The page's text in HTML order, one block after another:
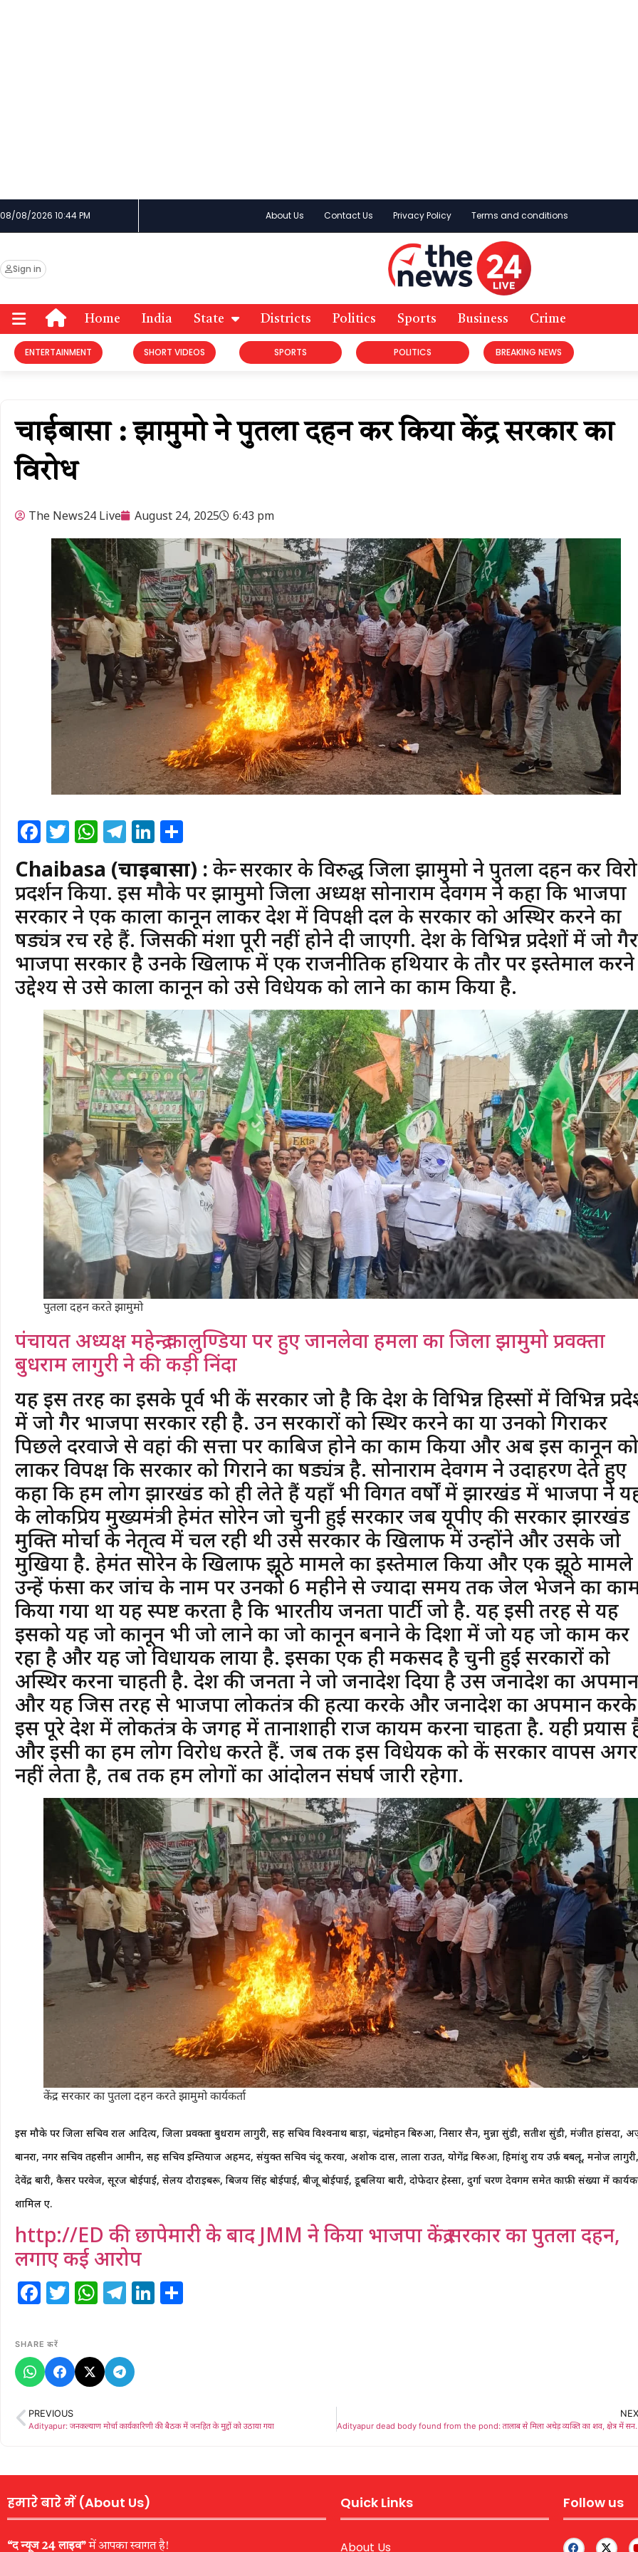
08/08/2026 10:44 PM About Us Contact Us Privacy Policy Terms and conditions
Sign in
Home India State Districts Politics Sports Business Crime
ENTERTAINMENT SHORT VIDEOS SPORTS POLITICS BREAKING NEWS
चाईबासा : झामुमो ने पुतला दहन कर किया केंद्र सरकार का
विरोध
The News24 Live August 24, 2025 6:43 pm
Facebook
Twitter
WhatsApp
Telegram
LinkedIn
Chaibasa (चाईबासा) : केन्द्र सरकार के विरुद्ध जिला झामुमो ने पुतला दहन कर
प्रदर्शन किया. इस मौके पर झामुमो जिला अध्यक्ष सोनाराम देवगम ने कहा कि भाजपा
सरकार ने एक काला कानून लाकर देश में विपक्षी दल के सरकार को अस्थिर करने का
षड्यंत्र रच रहे हैं. जिसकी मंशा पूरी नहीं होने दी जाएगी. देश के विभिन्न प्रदेशों में जो गैर
भाजपा सरकार है उनके खिलाफ में एक राजनीतिक हथियार के तौर पर इस्तेमाल
उद्देश्य से उसे काला कानून को उसे विधेयक को लाने का काम किया है.
पुतला दहन करते झामुमो
पंचायत अध्यक्ष महेन्द्र कालुण्डिया पर हुए जानलेवा हमला का जिला झामुमो प्रवक्ता
बुधराम लागुरी ने की कड़ी निंदा
यह इस तरह का इसके पूर्व भी केंद्र सरकार जो है कि देश के विभिन्न हिस्सों में विभिन्न
में जो गैर भाजपा सरकार रही है. उन सरकारों को स्थिर करने का या उनको गिराकर
पिछले दरवाजे से वहां की सत्ता पर काबिज होने का काम किया और अब इस कानून को
लाकर विपक्ष कि सरकार को गिराने का षड्यंत्र है. सोनाराम देवगम ने उदाहरण देते हुए
कहा कि हम लोग झारखंड को ही लेते हैं यहाँ भी विगत वर्षों में झारखंड में भाजपा ने
के लोकप्रिय मुख्यमंत्री हेमंत सोरेन जो चुनी हुई सरकार जब यूपीए की सरकार झारखंड
मुक्ति मोर्चा के नेतृत्व में चल रही थी उसे सरकार के खिलाफ में उन्होंने और उसके जो
मुखिया है. हेमंत सोरेन के खिलाफ झूठे मामले का इस्तेमाल किया और एक झूठे
उन्हें फंसा कर जांच के नाम पर उनको 6 महीने से ज्यादा समय तक जेल भेजने का
किया गया था यह स्पष्ट करता है कि भारतीय जनता पार्टी जो है. यह इसी तरह से यह
इसको यह जो कानून भी जो लाने का जो कानून बनाने के दिशा में जो यह जो काम कर
रहा है और यह जो विधायक लाया है. इसका एक ही मकसद है चुनी हुई सरकारों को
अस्थिर करना चाहती है. देश की जनता ने जो जनादेश दिया है उस जनादेश का
और यह जिस तरह से भाजपा लोकतंत्र की हत्या करके और जनादेश का अपमान करके
इस पूरे देश में लोकतंत्र के जगह में तानाशाही राज कायम करना चाहता है. यही प्रयास
और इसी का हम लोग विरोध करते हैं. जब तक इस विधेयक को केंद्र सरकार वापस अगर
नहीं लेता है, तब तक हम लोगों का आंदोलन संघर्ष जारी रहेगा.
केंद्र सरकार का पुतला दहन करते झामुमो कार्यकर्ता
इस मौके पर जिला सचिव राहुल आदित्य, जिला प्रवक्ता बुधराम लागुरी, सह सचिव विश्वनाथ बाड़ा, चंद्रमोहन बिरुआ, निसार हुसैन, मुन्ना सुंडी, सतीश सुंडी, मंजीत हांसदा,
बानरा, नगर सचिव तहसीन आमीन, सह सचिव इम्तियाज अहमद, संयुक्त सचिव चंदू करवा, अशोक दास, लाला राउत, योगेंद्र बिरुआ, हिमांशु राय उर्फ़ बबलू, मनोज लागुरी,
देवेंद्र बारी, कैसर परवेज, सूरज बोईपाई, सेलय दौराइबरू, बिजय सिंह बोईपाई, बीजू बोईपाई, डूबलिया बारी, दोफेदार हेस्सा, दुर्गा चरण देवगम समेत काफ़ी संख्या में
शामिल हुए.
http://ED की छापेमारी के बाद JMM ने किया भाजपा केंद्र सरकार का पुतला दहन,
लगाए कई आरोप
Facebook
Twitter
WhatsApp
Telegram
LinkedIn
SHARE करें
PREVIOUS
Adityapur: जनकल्याण मोर्चा कार्यकारिणी की बैठक में जनहित के मुद्दों को उठाया गया Adityapur dead body
हमारे बारे में (About Us)
“द न्यूज 24 लाइव”में आपका स्वागत है!
Quick Links
About Us
Follow us